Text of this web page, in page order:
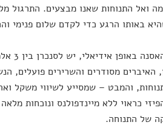
ואל התנוחות שאנו מבצעים. התרגול
באותו הרגע כדי לקדם שלום פנימי
על
האיברים מסודרים והשרירים פועלים,
והמבט – שמסייע לשיווי משקל
כראוי ללא מיינדפולנס ונוכחות
של התנוחה.